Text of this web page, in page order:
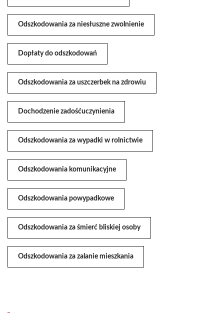
Odszkodowania za niesłuszne zwolnienie
Dopłaty do odszkodowań
Odszkodowania za uszczerbek na zdrowiu
Dochodzenie zadośćuczynienia
Odszkodowania za wypadki w rolnictwie
Odszkodowania komunikacyjne
Odszkodowania powypadkowe
Odszkodowania za śmierć bliskiej osoby
Odszkodowania za zalanie mieszkania